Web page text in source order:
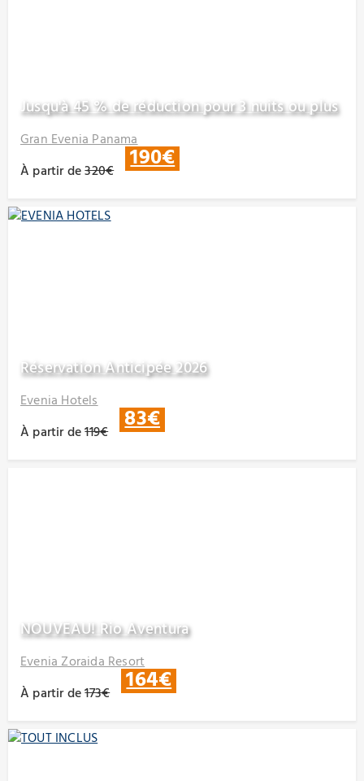
Jusqu'à 45 % de réduction pour 3 nuits ou plus
Gran Evenia Panama
À partir de320€ 190€
Réservation Anticipée 2026
Evenia Hotels
À partir de119€ 83€
NOUVEAU! Rio Aventura
Evenia Zoraida Resort
À partir de173€ 164€